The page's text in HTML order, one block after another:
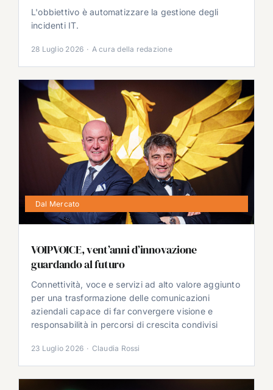
L'obbiettivo è automatizzare la gestione degli
incidenti IT.
28 Luglio 2026 · A cura della redazione
Dal Mercato
VOIPVOICE, vent’anni d’innovazione
guardando al futuro
Connettività, voce e servizi ad alto valore aggiunto
per una trasformazione delle comunicazioni
aziendali capace di far convergere visione e
responsabilità in percorsi di crescita condivisi
23 Luglio 2026 · Claudia Rossi